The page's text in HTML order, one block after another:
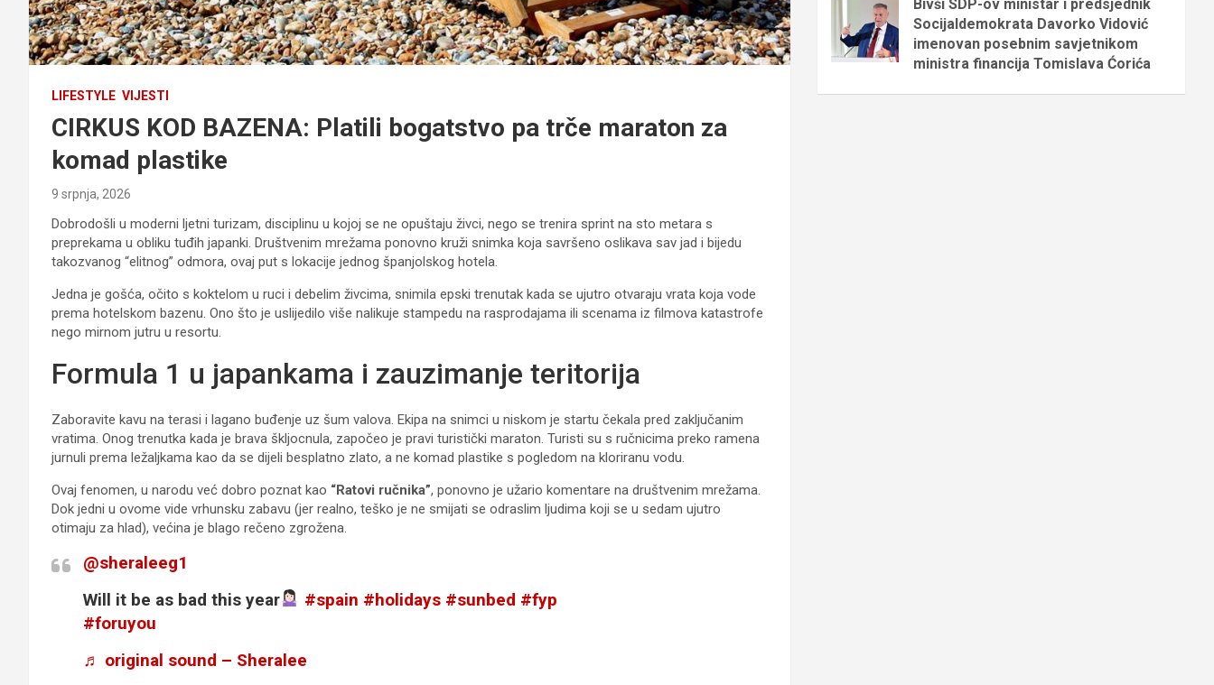
LIFESTYLE VIJESTI
CIRKUS KOD BAZENA: Platili bogatstvo pa trče maraton za
komad plastike
9 srpnja, 2026
Dobrodošli u moderni ljetni turizam, disciplinu u kojoj se ne opuštaju živci, nego se trenira sprint na sto metara s
preprekama u obliku tuđih japanki. Društvenim mrežama ponovno kruži snimka koja savršeno oslikava sav jad i bijedu
takozvanog “elitnog” odmora, ovaj put s lokacije jednog španjolskog hotela.
Jedna je gošća, očito s koktelom u ruci i debelim živcima, snimila epski trenutak kada se ujutro otvaraju vrata koja vode
prema hotelskom bazenu. Ono što je uslijedilo više nalikuje stampedu na rasprodajama ili scenama iz filmova katastrofe
nego mirnom jutru u resortu.
Formula 1 u japankama i zauzimanje teritorija
Zaboravite kavu na terasi i lagano buđenje uz šum valova. Ekipa na snimci u niskom je startu čekala pred zaključanim
vratima. Onog trenutka kada je brava škljocnula, započeo je pravi turistički maraton. Turisti su s ručnicima preko ramena
jurnuli prema ležaljkama kao da se dijeli besplatno zlato, a ne komad plastike s pogledom na kloriranu vodu.
Ovaj fenomen, u narodu već dobro poznat kao “Ratovi ručnika”, ponovno je užario komentare na društvenim mrežama.
Dok jedni u ovome vide vrhunsku zabavu (jer realno, teško je ne smijati se odraslim ljudima koji se u sedam ujutro
otimaju za hlad), većina je blago rečeno zgrožena.
@sheraleeg1
Will it be as bad this year
#spain #holidays #sunbed #fyp
#foruyou
♬ original sound – Sheralee
Bivši SDP-ov ministar i predsjednik
Socijaldemokrata Davorko Vidović
imenovan posebnim savjetnikom
ministra financija Tomislava Ćorića